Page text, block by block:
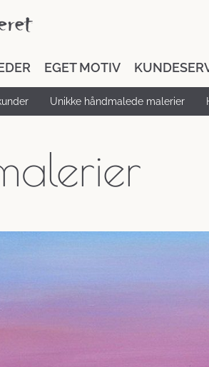
EGET MOTIV
Unikke håndmalede malerier